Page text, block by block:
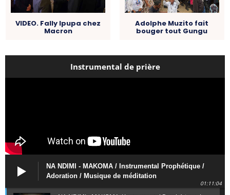
VIDEO. Fally Ipupa chez
Macron
Adolphe Muzito fait
bouger tout Gungu
Instrumental de prière
NA NDIMI - MAKOMA / Instrumental Prophétique /
Adoration / Musique de méditation
01:11:04